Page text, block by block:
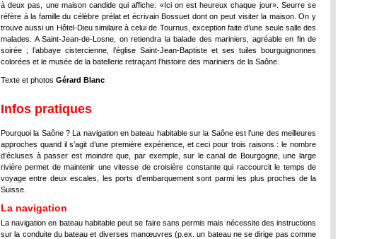
à deux pas, une maison candide qui affiche: «Ici on est heureux chaque jour». Seurre se
réfère à la famille du célèbre prélat et écrivain Bossuet dont on peut visiter la maison. On y
trouve aussi un Hôtel-Dieu similaire à celui de Tournus, exception faite d’une seule salle des
malades. A Saint-Jean-de-Losne, on retiendra la balade des mariniers, agréable en fin de
soirée ; l’abbaye cistercienne, l’église Saint-Jean-Baptiste et ses tuiles bourguignonnes
colorées et le musée de la batellerie retraçant l’histoire des mariniers de la Saône.
Texte et photos Gérard Blanc
Infos pratiques
Pourquoi la Saône ? La navigation en bateau habitable sur la Saône est l’une des meilleures
approches quand il s’agit d’une première expérience, et ceci pour trois raisons : le nombre
d’écluses à passer est moindre que, par exemple, sur le canal de Bourgogne, une large
rivière permet de maintenir une vitesse de croisière constante qui raccourcit le temps de
voyage entre deux escales, les ports d’embarquement sont parmi les plus proches de la
Suisse.
La navigation
La navigation en bateau habitable peut se faire sans permis mais nécessite des instructions
sur la conduite du bateau et diverses manœuvres (p.ex. un bateau ne se dirige pas comme